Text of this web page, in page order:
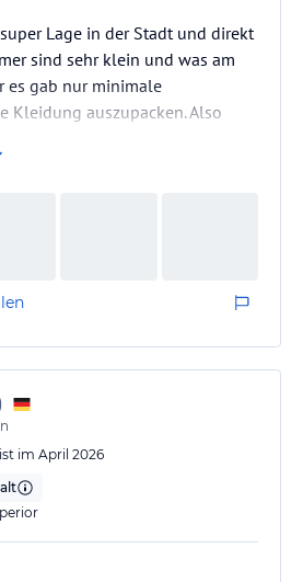
Lage in der Stadt und direkt
sind sehr klein und was am
es gab nur minimale
Kleidung auszupacken. Also
die 14 Tage gebucht
im April 2026